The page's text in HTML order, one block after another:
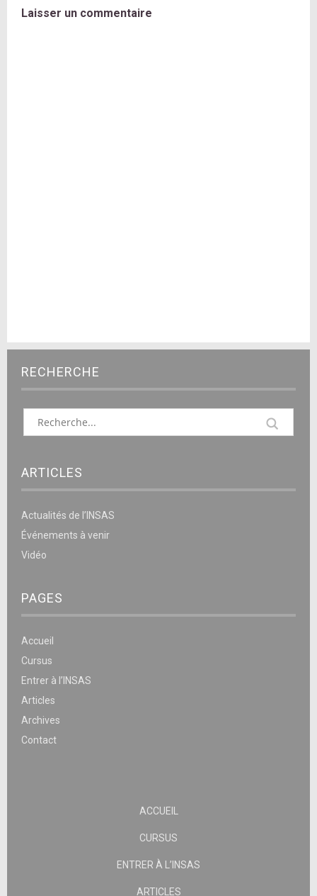
Laisser un commentaire
RECHERCHE
ARTICLES
Actualités de l’INSAS
Événements à venir
Vidéo
PAGES
Accueil
Cursus
Entrer à l’INSAS
Articles
Archives
Contact
ACCUEIL
CURSUS
ENTRER À L’INSAS
ARTICLES